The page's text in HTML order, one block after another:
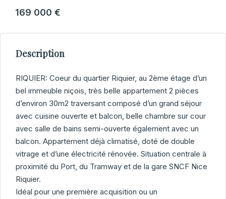
169 000 €
Description
RIQUIER: Coeur du quartier Riquier, au 2ème étage d’un
bel immeuble niçois, très belle appartement 2 pièces
d’environ 30m2 traversant composé d’un grand séjour
avec cuisine ouverte et balcon, belle chambre sur cour
avec salle de bains semi-ouverte également avec un
balcon. Appartement déjà climatisé, doté de double
vitrage et d’une électricité rénovée. Situation centrale à
proximité du Port, du Tramway et de la gare SNCF Nice
Riquier.
Idéal pour une première acquisition ou un